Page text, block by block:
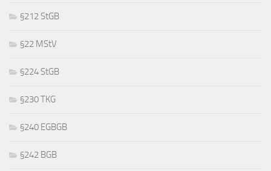
§212 StGB
§22 MStV
§224 StGB
§230 TKG
§240 EGBGB
§242 BGB